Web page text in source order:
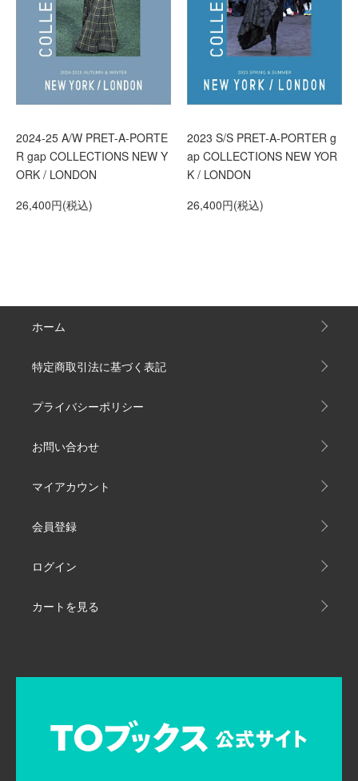
2024-25 A/W PRET-A-PORTE
R gap COLLECTIONS NEW Y
ORK / LONDON
26,400円(税込)
2023 S/S PRET-A-PORTER g
ap COLLECTIONS NEW YOR
K / LONDON
26,400円(税込)
ホーム
特定商取引法に基づく表記
プライバシーポリシー
お問い合わせ
マイアカウント
会員登録
ログイン
カートを見る